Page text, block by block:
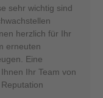
sehr wichtig sind
herzlich für Ihr
erneuten
Eine
Ihr Team von